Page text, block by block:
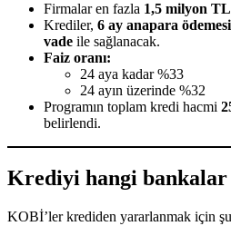
Firmalar en fazla 1,5 milyon TL
Krediler, 6 ay anapara
vade ile sağlanacak.
Faiz oranı:
24 aya kadar %33
24 ayın üzerinde %32
Programın toplam kredi hacmi
belirlendi.
Krediyi hangi bankalar
KOBİ’ler krediden yararlanmak için